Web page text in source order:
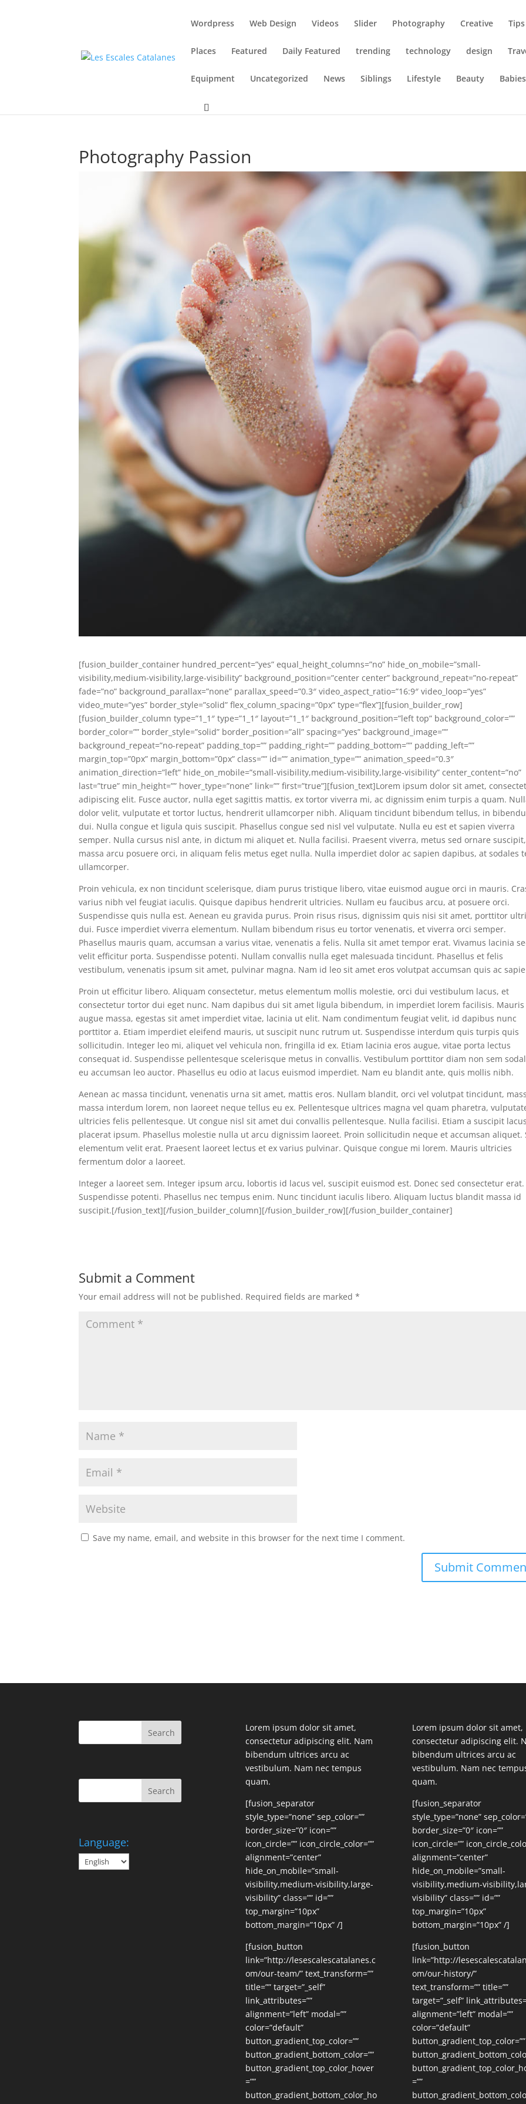
Wordpress Web Design Videos Slider Photography Creative
Places Featured Daily Featured trending technology design
Equipment Uncategorized News Siblings Lifestyle Beauty Babies
Photography Passion
[fusion_builder_container hundred_percent=”yes” equal_height_columns=”no” hide_on_mobile=”small-
visibility,medium-visibility,large-visibility” background_position=”center center” background_repeat=”no-repeat”
fade=”no” background_parallax=”none” parallax_speed=”0.3″ video_aspect_ratio=”16:9″ video_loop=”yes”
video_mute=”yes” border_style=”solid” flex_column_spacing=”0px” type=”flex”][fusion_builder_row]
[fusion_builder_column type=”1_1″ type=”1_1″ layout=”1_1″ background_position=”left top” background_color=””
border_color=”” border_style=”solid” border_position=”all” spacing=”yes” background_image=””
background_repeat=”no-repeat” padding_top=”” padding_right=”” padding_bottom=”” padding_left=””
margin_top=”0px” margin_bottom=”0px” class=”” id=”” animation_type=”” animation_speed=”0.3″
animation_direction=”left” hide_on_mobile=”small-visibility,medium-visibility,large-visibility” center_content=”no”
last=”true” min_height=”” hover_type=”none” link=”” first=”true”][fusion_text]Lorem ipsum dolor sit amet,
adipiscing elit. Fusce auctor, nulla eget sagittis mattis, ex tortor viverra mi, ac dignissim enim turpis a quam.
dolor velit, vulputate et tortor luctus, hendrerit ullamcorper nibh. Aliquam tincidunt bibendum tellus, in
dui. Nulla congue et ligula quis suscipit. Phasellus congue sed nisl vel vulputate. Nulla eu est et sapien viverra
semper. Nulla cursus nisl ante, in dictum mi aliquet et. Nulla facilisi. Praesent viverra, metus sed ornare suscipit,
massa arcu posuere orci, in aliquam felis metus eget nulla. Nulla imperdiet dolor ac sapien dapibus, at sodales
ullamcorper.
Proin vehicula, ex non tincidunt scelerisque, diam purus tristique libero, vitae euismod augue orci in mauris.
varius nibh vel feugiat iaculis. Quisque dapibus hendrerit ultricies. Nullam eu faucibus arcu, at posuere orci.
Suspendisse quis nulla est. Aenean eu gravida purus. Proin risus risus, dignissim quis nisi sit amet, porttitor
dui. Fusce imperdiet viverra elementum. Nullam bibendum risus eu tortor venenatis, et viverra orci semper.
Phasellus mauris quam, accumsan a varius vitae, venenatis a felis. Nulla sit amet tempor erat. Vivamus lacinia
velit efficitur porta. Suspendisse potenti. Nullam convallis nulla eget malesuada tincidunt. Phasellus et felis
vestibulum, venenatis ipsum sit amet, pulvinar magna. Nam id leo sit amet eros volutpat accumsan quis ac
Proin ut efficitur libero. Aliquam consectetur, metus elementum mollis molestie, orci dui vestibulum lacus, et
consectetur tortor dui eget nunc. Nam dapibus dui sit amet ligula bibendum, in imperdiet lorem facilisis. Mauris
augue massa, egestas sit amet imperdiet vitae, lacinia ut elit. Nam condimentum feugiat velit, id dapibus nunc
porttitor a. Etiam imperdiet eleifend mauris, ut suscipit nunc rutrum ut. Suspendisse interdum quis turpis quis
sollicitudin. Integer leo mi, aliquet vel vehicula non, fringilla id ex. Etiam lacinia eros augue, vitae porta lectus
consequat id. Suspendisse pellentesque scelerisque metus in convallis. Vestibulum porttitor diam non sem
eu accumsan leo auctor. Phasellus eu odio at lacus euismod imperdiet. Nam eu blandit ante, quis mollis nibh.
Aenean ac massa tincidunt, venenatis urna sit amet, mattis eros. Nullam blandit, orci vel volutpat tincidunt,
massa interdum lorem, non laoreet neque tellus eu ex. Pellentesque ultrices magna vel quam pharetra,
ultricies felis pellentesque. Ut congue nisl sit amet dui convallis pellentesque. Nulla facilisi. Etiam a suscipit
placerat ipsum. Phasellus molestie nulla ut arcu dignissim laoreet. Proin sollicitudin neque et accumsan aliquet.
elementum velit erat. Praesent laoreet lectus et ex varius pulvinar. Quisque congue mi lorem. Mauris ultricies
fermentum dolor a laoreet.
Integer a laoreet sem. Integer ipsum arcu, lobortis id lacus vel, suscipit euismod est. Donec sed consectetur erat.
Suspendisse potenti. Phasellus nec tempus enim. Nunc tincidunt iaculis libero. Aliquam luctus blandit massa id
suscipit.[/fusion_text][/fusion_builder_column][/fusion_builder_row][/fusion_builder_container]
Submit a Comment
Your email address will not be published. Required fields are marked*
Save my name, email, and website in this browser for the next time I comment.
Language:
Lorem ipsum dolor sit amet,
consectetur adipiscing elit. Nam
bibendum ultrices arcu ac
vestibulum. Nam nec tempus
quam.
[fusion_separator
style_type=”none” sep_color=””
border_size=”0″ icon=””
icon_circle=”” icon_circle_color=””
alignment=”center”
hide_on_mobile=”small-
visibility,medium-visibility,large-
visibility” class=”” id=””
top_margin=”10px”
bottom_margin=”10px” /]
[fusion_button
link=”http://lesescalescatalanes.c
om/our-team/” text_transform=””
title=”” target=”_self”
link_attributes=””
alignment=”left” modal=””
color=”default”
button_gradient_top_color=””
button_gradient_bottom_color=””
button_gradient_top_color_hover
=””
button_gradient_bottom_color_ho
Lorem ipsum dolor sit amet,
consectetur adipiscing elit.
bibendum ultrices arcu ac
vestibulum. Nam nec
quam.
[fusion_separator
style_type=”none”
border_size=”0″ icon=””
icon_circle=””
alignment=”center”
hide_on_mobile=”small-
visibility,medium-
visibility” class=”” id=””
top_margin=”10px”
bottom_margin=”10px” /]
[fusion_button
link=”http://
om/our-history/”
text_transform=”” title=””
target=”_self”
alignment=”left” modal=””
color=”default”
button_gradient_top_color=””
=””